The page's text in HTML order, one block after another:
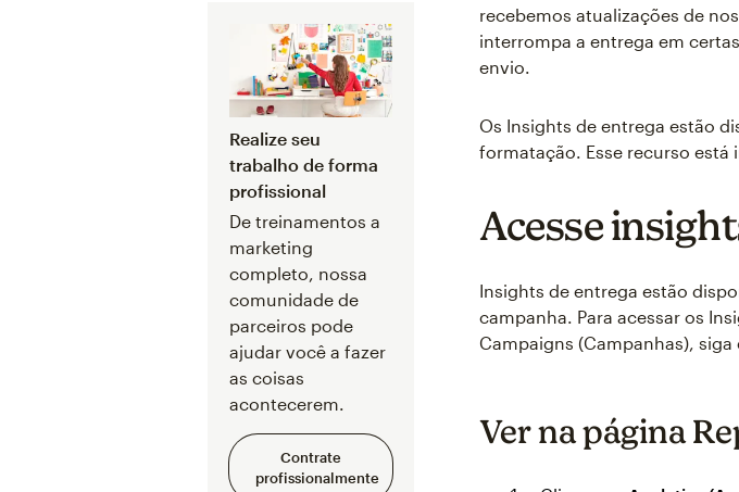
Realize seu
trabalho de forma
profissional
De treinamentos a
marketing
completo, nossa
comunidade de
parceiros pode
ajudar você a fazer
as coisas
acontecerem.
Contrate
profissionalmente
recebemos atualizações de
interrompa a entrega em
envio.
Os Insights de entrega estão
formatação. Esse recurso está
Acesse
Insights de entrega estão
campanha. Para acessar os
Campaigns (Campanhas), siga
Ver na página